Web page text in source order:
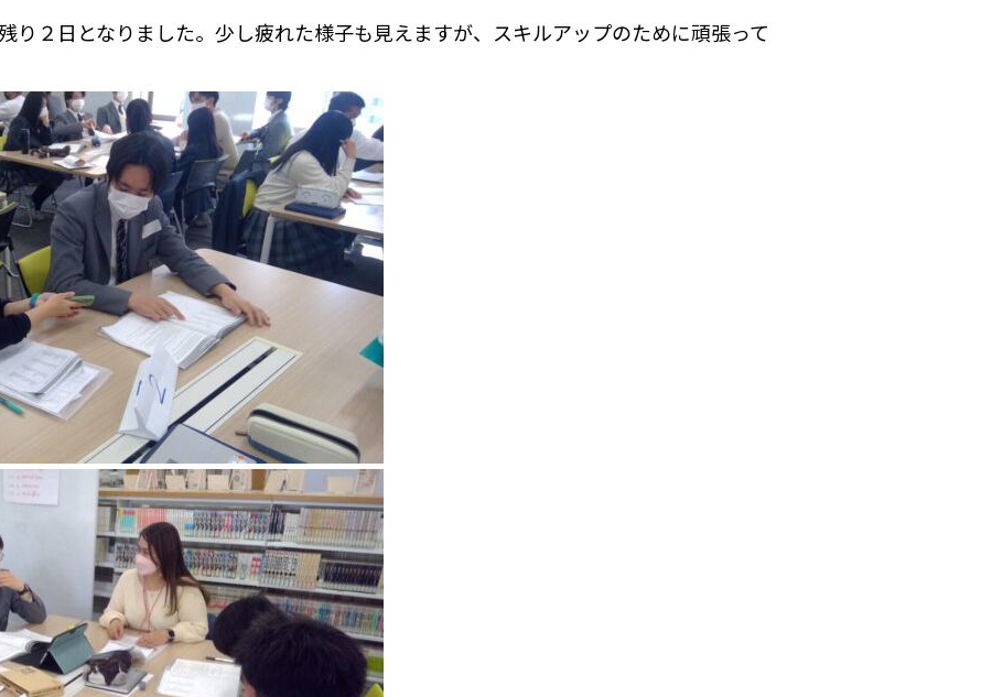
り２日となりました。少し疲れた様子も見えますが、スキルアップのために頑張って